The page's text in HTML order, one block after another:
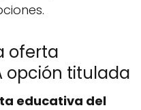
oferta
opción titulada
educativa del